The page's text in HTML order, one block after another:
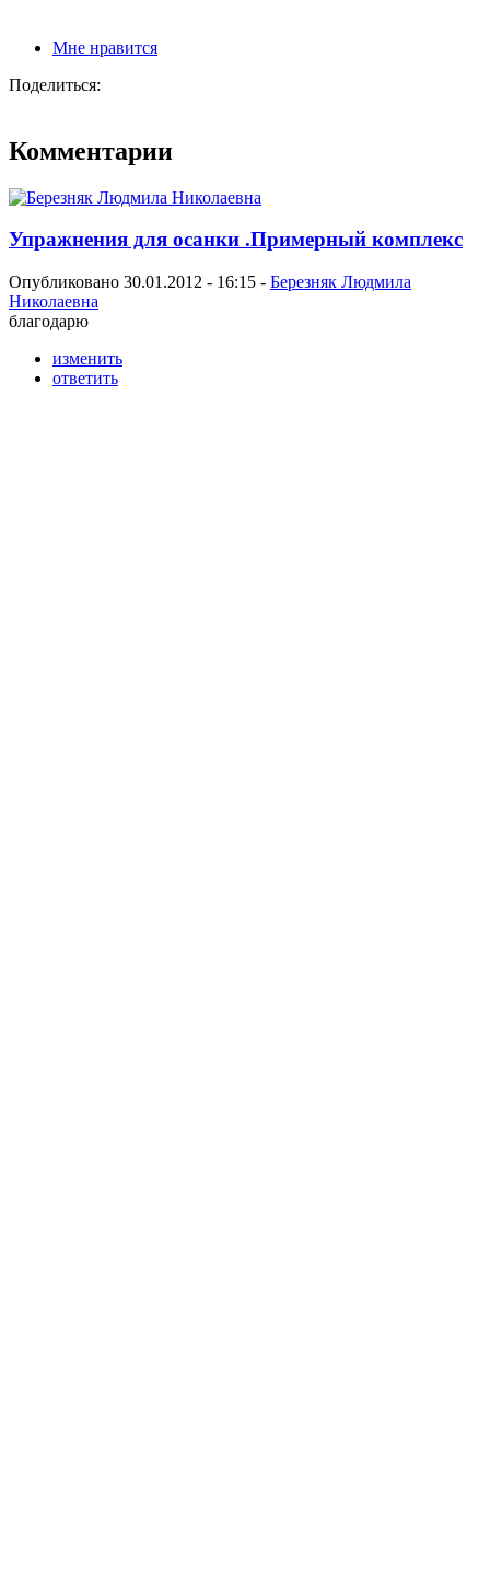
Мне нравится
Поделиться:
Комментарии
Упражнения для осанки .Примерный комплекс
Опубликовано 30.01.2012 - 16:15 - Березняк Людмила
Николаевна
благодарю
изменить
ответить